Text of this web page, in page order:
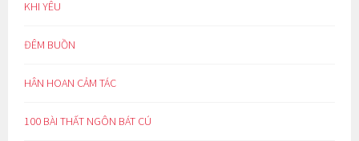
KHI YÊU
ĐÊM BUỒN
HÂN HOAN CẢM TÁC
100 BÀI THẤT NGÔN BÁT CÚ